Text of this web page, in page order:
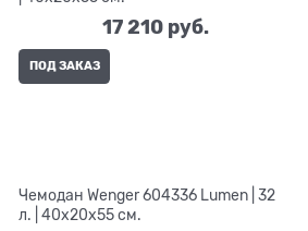
17 210 руб.
ПОД ЗАКАЗ
Чемодан Wenger 604336 Lumen | 32
л. | 40x20x55 см.